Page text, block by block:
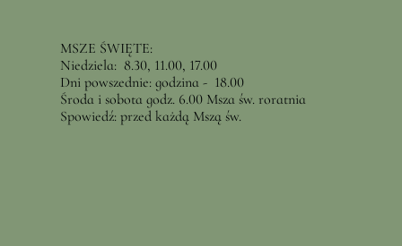
MSZE ŚWIĘTE:
Niedziela: 8.30, 11.00, 17.00
Dni powszednie: godzina - 18.00
Środa i sobota godz. 6.00 Msza św. roratnia
Spowiedź: przed każdą Mszą św.